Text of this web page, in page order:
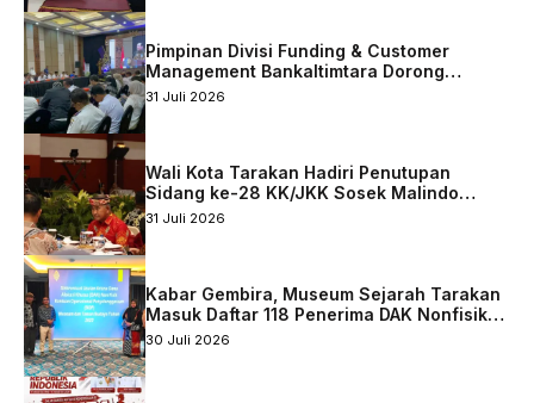
Pimpinan Divisi Funding & Customer
Management Bankaltimtara Dorong
Percepatan Digitalisasi Keuangan di Kota
31 Juli 2026
Wali Kota Tarakan Hadiri Penutupan
Sidang ke-28 KK/JKK Sosek Malindo
Tingkat Kaltara–Sabah
31 Juli 2026
Kabar Gembira, Museum Sejarah Tarakan
Masuk Daftar 118 Penerima DAK Nonfisik
2027
30 Juli 2026